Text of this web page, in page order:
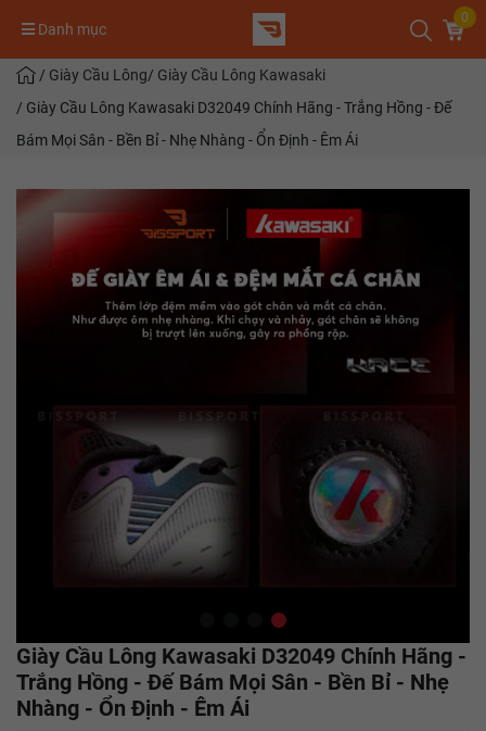
Danh mục
0
/ Giày Cầu Lông/ Giày Cầu Lông Kawasaki
/ Giày Cầu Lông Kawasaki D32049 Chính Hãng - Trắng Hồng - Đế
Bám Mọi Sân - Bền Bỉ - Nhẹ Nhàng - Ổn Định - Êm Ái
Giày Cầu Lông Kawasaki D32049 Chính Hãng -
Trắng Hồng - Đế Bám Mọi Sân - Bền Bỉ - Nhẹ
Nhàng - Ổn Định - Êm Ái